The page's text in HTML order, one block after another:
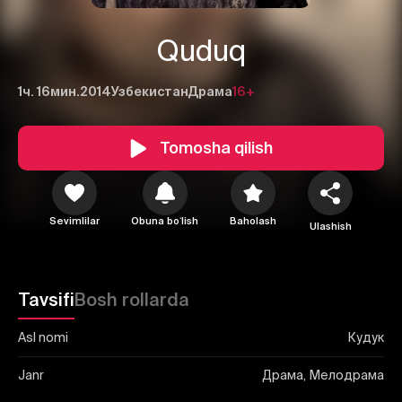
Quduq
1ч. 16мин.2014УзбекистанДрама16+
Tomosha qilish
Sevimlilar Obuna boʻlish Baholash Ulashish
TavsifiBosh rollarda
Asl nomi Кудук
Janr Драма, Мелодрама
1 2
Yuborish
Bekor qilish Tizimga kirish